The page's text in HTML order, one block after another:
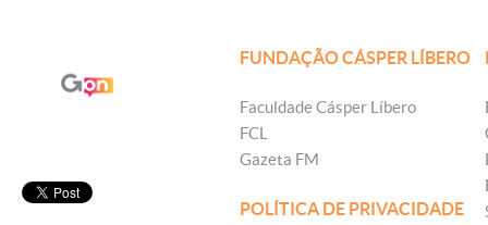
FUNDAÇÃO CÁSPER LÍBERO
Faculdade Cásper Líbero
FCL
Gazeta FM
POLÍTICA DE PRIVACIDADE